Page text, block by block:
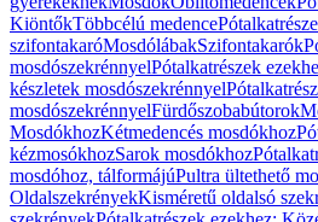
KiöntőkTöbbcélú medence
szifontakaróMosdólábakSzifontakarók
mosdószekrénnyelPótalkatrészek
készletek mosdószekrénnyel
mosdószekrénnyelFürdőszobabútorok
MosdókhozKétmedencés mosdókhoz
kézmosókhozSarok mosdókhoz
mosdóhoz, tálformájúPultra ültethető
OldalszekrényekKisméretű oldalsó